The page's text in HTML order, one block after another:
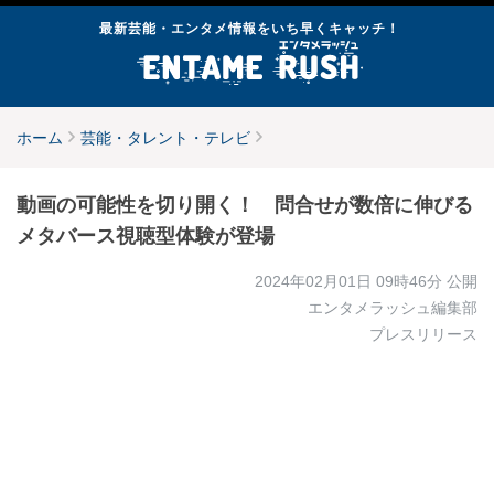
最新芸能・エンタメ情報をいち早くキャッチ！
ホーム 芸能・タレント・テレビ
動画の可能性を切り開く！ 問合せが数倍に伸びる
メタバース視聴型体験が登場
2024年02月01日 09時46分 公開
エンタメラッシュ編集部
プレスリリース